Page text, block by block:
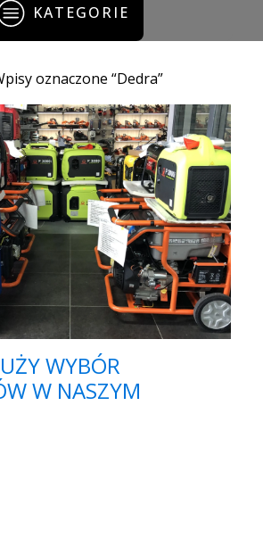
KATEGORIE
oznaczone “Dedra”
WYBÓR
W NASZYM